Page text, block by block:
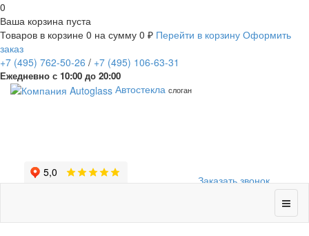
0
Ваша корзина пуста
Товаров в корзине 0 на сумму 0 ₽ Перейти в корзину Оформить
заказ
+7 (495) 762-50-26 / +7 (495) 106-63-31
Ежедневно с 10:00 до 20:00
Заказать звонок
Автостекла слоган